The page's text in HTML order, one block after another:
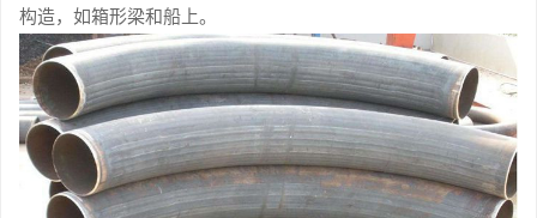
构造，如箱形梁和船上。